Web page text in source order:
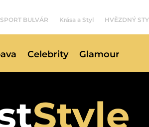
SPORT BULVÁR Krása a Styl HVĚZDNÝ
Celebrity Glamour
Style